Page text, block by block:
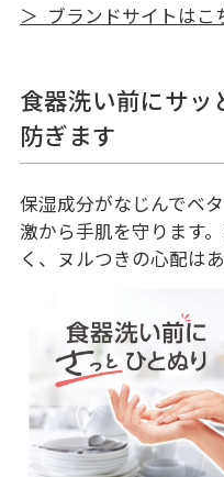
＞ ブランドサイトはこ
食器洗い前にサッ
防ぎます
保湿成分がなじんでベ
激から手肌を守ります
く、ヌルつきの心配はあ